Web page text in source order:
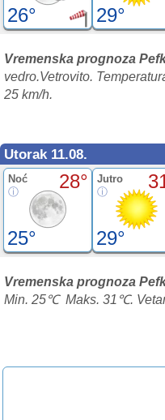
26° 29°
Vremenska prognoza
vedro.Vetrovito.
25 km/h.
Utorak 11.08.
Noć 28°
25°
Jutro
29°
Vremenska prognoza
Min. 25℃ Maks. 31℃. Vetar